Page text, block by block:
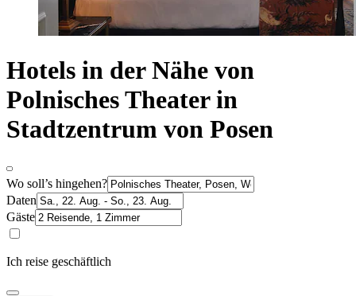
Hotels in der Nähe von
Polnisches Theater in
Stadtzentrum von Posen
Wo soll’s hingehen?
Daten
Gäste
Ich reise geschäftlich